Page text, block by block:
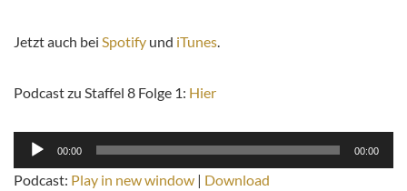
Jetzt auch bei Spotify und iTunes
Podcast zu Staffel 8 Folge 1: Hier
Audio-
Player
00:00 00:00
Podcast: Play in new window | Download